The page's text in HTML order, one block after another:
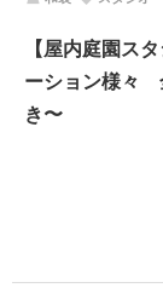
1日で２着撮影が叶
【屋内庭園ス
ーション様々
き〜